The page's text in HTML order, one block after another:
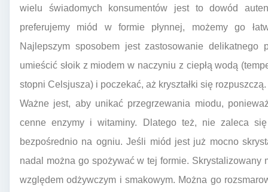
wielu świadomych konsumentów jest to dowód
preferujemy miód w formie płynnej, możemy go
Najlepszym sposobem jest zastosowanie
umieścić słoik z miodem w naczyniu z ciepłą wodą
stopni Celsjusza) i poczekać, aż kryształki się rozpuszczą.
Ważne jest, aby unikać przegrzewania miodu,
cenne enzymy i witaminy. Dlatego też, nie zaleca
bezpośrednio na ogniu. Jeśli miód jest już mocno
nadal można go spożywać w tej formie.
względem odżywczym i smakowym. Można go